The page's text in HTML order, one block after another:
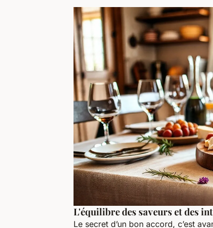
L'équilibre des saveurs et des
Le secret d’un bon accord, c’est